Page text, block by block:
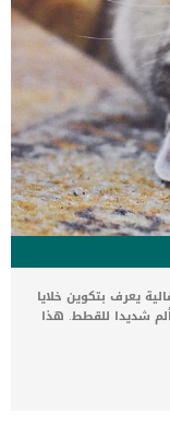
يعرف بتكوين خلايا
شديدا للقطط. هذا
نادرة قد تصيب قطتك .. اعرف
مع تكوين حصوات